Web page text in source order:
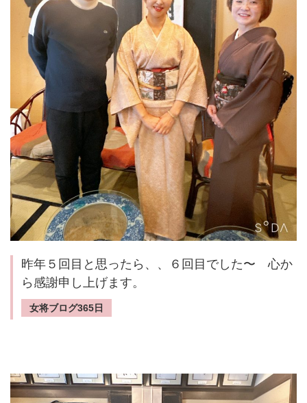
昨年５回目と思ったら、、６回目でした〜 心か
ら感謝申し上げます。
女将ブログ365日